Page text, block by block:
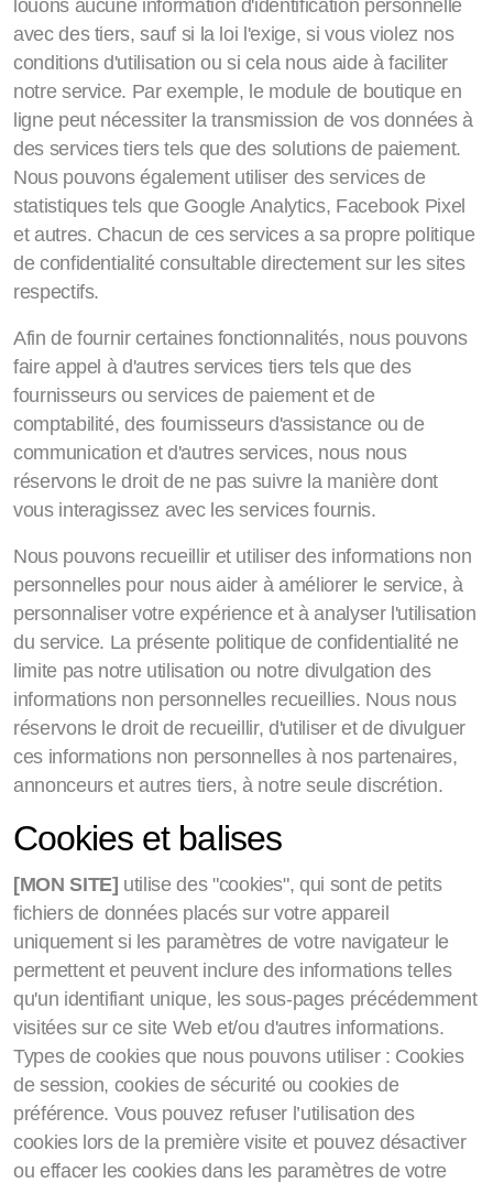
louons aucune information d'identification personnelle
avec des tiers, sauf si la loi l'exige, si vous violez nos
conditions d'utilisation ou si cela nous aide à faciliter
notre service. Par exemple, le module de boutique en
ligne peut nécessiter la transmission de vos données à
des services tiers tels que des solutions de paiement.
Nous pouvons également utiliser des services de
statistiques tels que Google Analytics, Facebook Pixel
et autres. Chacun de ces services a sa propre politique
de confidentialité consultable directement sur les sites
respectifs.
Afin de fournir certaines fonctionnalités, nous pouvons
faire appel à d'autres services tiers tels que des
fournisseurs ou services de paiement et de
comptabilité, des fournisseurs d'assistance ou de
communication et d'autres services, nous nous
réservons le droit de ne pas suivre la manière dont
vous interagissez avec les services fournis.
Nous pouvons recueillir et utiliser des informations non
personnelles pour nous aider à améliorer le service, à
personnaliser votre expérience et à analyser l'utilisation
du service. La présente politique de confidentialité ne
limite pas notre utilisation ou notre divulgation des
informations non personnelles recueillies. Nous nous
réservons le droit de recueillir, d'utiliser et de divulguer
ces informations non personnelles à nos partenaires,
annonceurs et autres tiers, à notre seule discrétion.
Cookies et balises
[MON SITE] utilise des "cookies", qui sont de petits
fichiers de données placés sur votre appareil
uniquement si les paramètres de votre navigateur le
permettent et peuvent inclure des informations telles
qu'un identifiant unique, les sous-pages précédemment
visitées sur ce site Web et/ou d'autres informations.
Types de cookies que nous pouvons utiliser : Cookies
de session, cookies de sécurité ou cookies de
préférence. Vous pouvez refuser l’utilisation des
cookies lors de la première visite et pouvez désactiver
ou effacer les cookies dans les paramètres de votre